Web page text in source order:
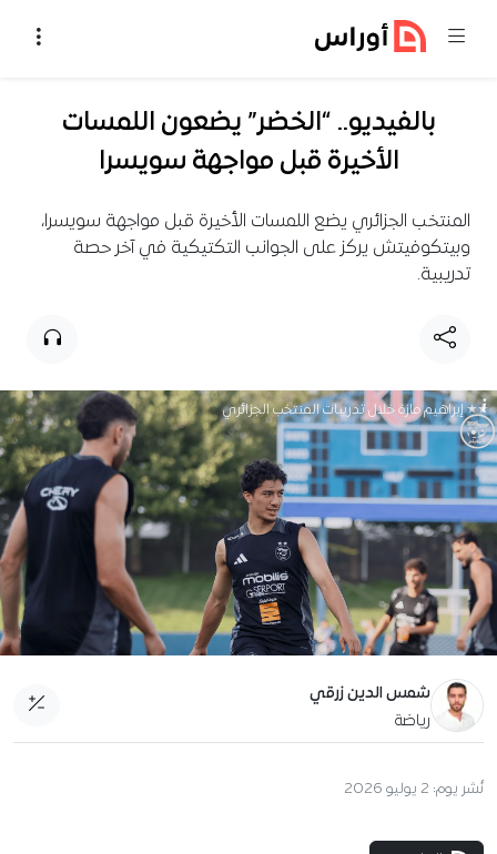
بالفيديو.. “الخضر” يضعون اللمسات
الأخيرة قبل مواجهة سويسرا
المنتخب الجزائري يضع اللمسات الأخيرة قبل مواجهة سويسرا،
وبيتكوفيتش يركز على الجوانب التكتيكية في آخر حصة
تدريبية.
إبراهيم مازة خلال تدريبات المنتخب الجزائري
شمس الدين زرقي
رياضة
نُشر يوم: 2 يوليو 2026